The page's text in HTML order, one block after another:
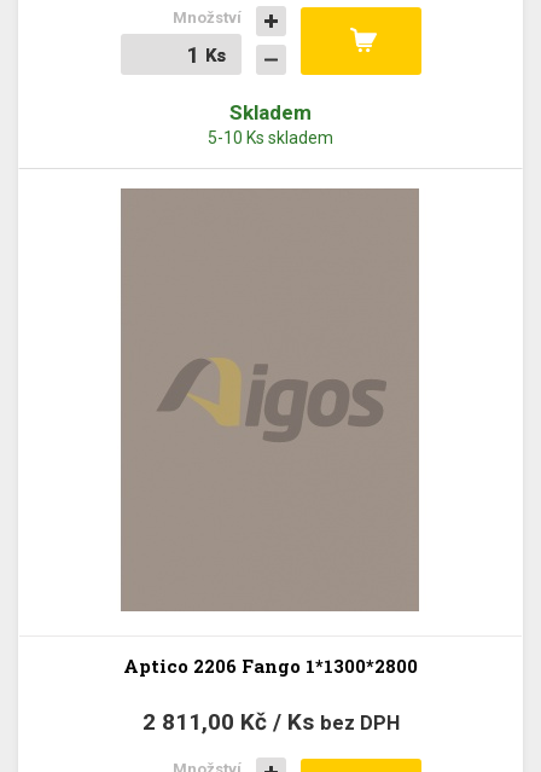
Ks
Ks
Množství
Skladem
5-10 Ks skladem
Aptico 2206 Fango 1*1300*2800
2 811,00 Kč / Ks bez DPH